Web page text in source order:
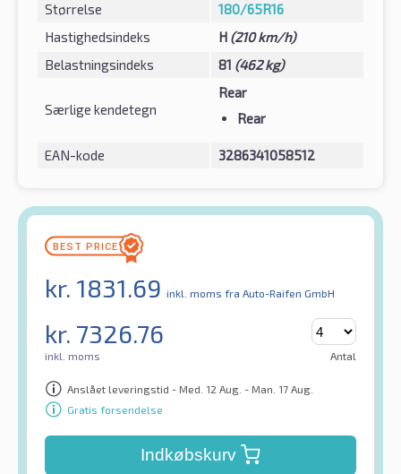
Størrelse
180/65R16
Hastighedsindeks
H (210 km/h)
Belastningsindeks
81 (462 kg)
Særlige kendetegn
Rear
Rear
EAN-kode 3286341058512
kr. 1831.69 inkl. moms fra Auto-Raifen GmbH
kr. 7326.76
inkl. moms Antal
Anslået leveringstid - Med. 12 Aug. - Man. 17 Aug.
Gratis forsendelse
Indkøbskurv